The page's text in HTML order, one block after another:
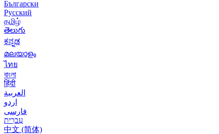
Български
Русский
தமிழ்
తెలుగు
ಕನ್ನಡ
മലയാളം
ไทย
বাংলা
हिंदी
العربية
اردو
فارسی
עִברִית
中文 (简体)